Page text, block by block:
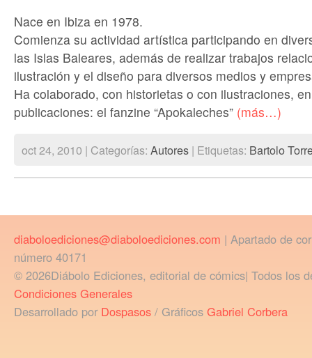
Nace en Ibiza en 1978.
Comienza su actividad artística participando en
las Islas Baleares, además de realizar trabajos
ilustración y el diseño para diversos medios y
Ha colaborado, con historietas o con ilustraciones,
publicaciones: el fanzine “Apokaleches” (más…)
oct 24, 2010 | Categorías: Autores | Etiquetas: Bartolo
diaboloediciones@diaboloediciones.com | Apartado de
número 40171
© 2026Diábolo Ediciones, editorial de cómics| Todos los
Condiciones Generales
Desarrollado por Dospasos / Gráficos Gabriel Corbera